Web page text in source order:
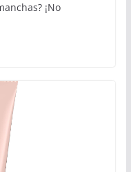
¡No